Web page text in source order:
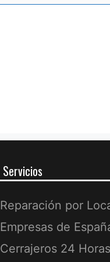
Servicios
Reparación por
Empresas de
Cerrajeros 24 Horas